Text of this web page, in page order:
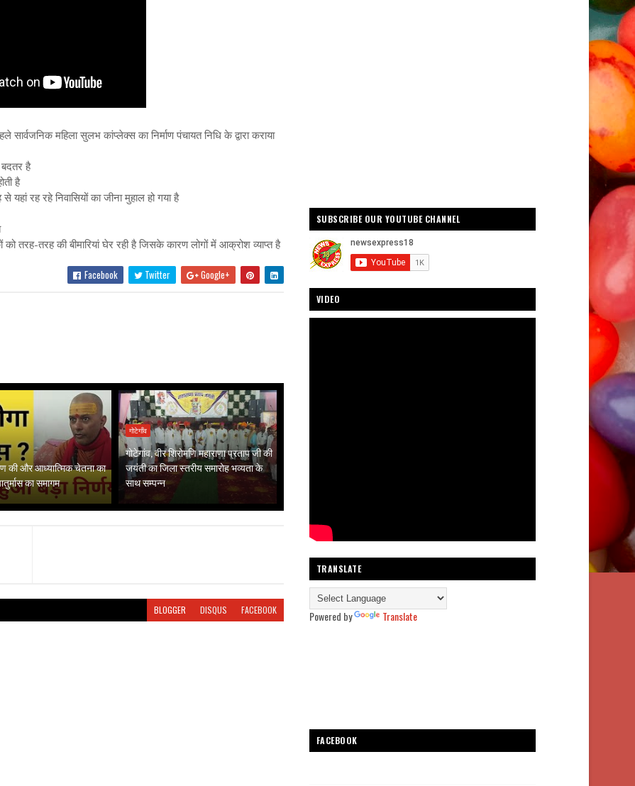
महिला सुलभ कांप्लेक्स का निर्माण पंचायत निधि के द्वारा कराया
है
है
रह रहे निवासियों का जीना मुहाल हो गया है
तरह-तरह की बीमारियां घेर रही है जिसके कारण लोगों में आक्रोश व्याप्त है
Facebook Twitter Google+
की और आध्यात्मिक चेतना का
का समागम
गोटेगाँव
गोटेगांव, वीर शिरोमणि महाराणा प्रताप जी की
जयंती का जिला स्तरीय समारोह भव्यता के
साथ सम्पन्न
BLOGGER DISQUS FACEBOOK
SUBSCRIBE OUR YOUTUBE CHANNEL
VIDEO
TRANSLATE
Powered by Translate
FACEBOOK